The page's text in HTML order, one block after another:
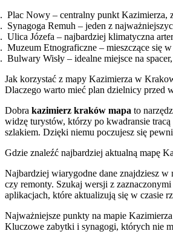
Plac Nowy – centralny punkt Kazimierza,
Synagoga Remuh – jeden z
Ulica Józefa – najbardziej klimatyczna
Muzeum Etnograficzne – mieszczące się
Bulwary Wisły – idealne miejsce na
Jak korzystać z mapy Kazimierza w
Dlaczego warto mieć plan dzielnicy przed
Dobra kazimierz kraków mapa to
widzę turystów, którzy po kwadransie
szlakiem. Dzięki niemu poczujesz się
Gdzie znaleźć najbardziej aktualną mapę
Najbardziej wiarygodne dane znajdziesz
czy remonty. Szukaj wersji z
aplikacjach, które aktualizują się w czasie
Najważniejsze punkty na mapie
Kluczowe zabytki i synagogi, których nie